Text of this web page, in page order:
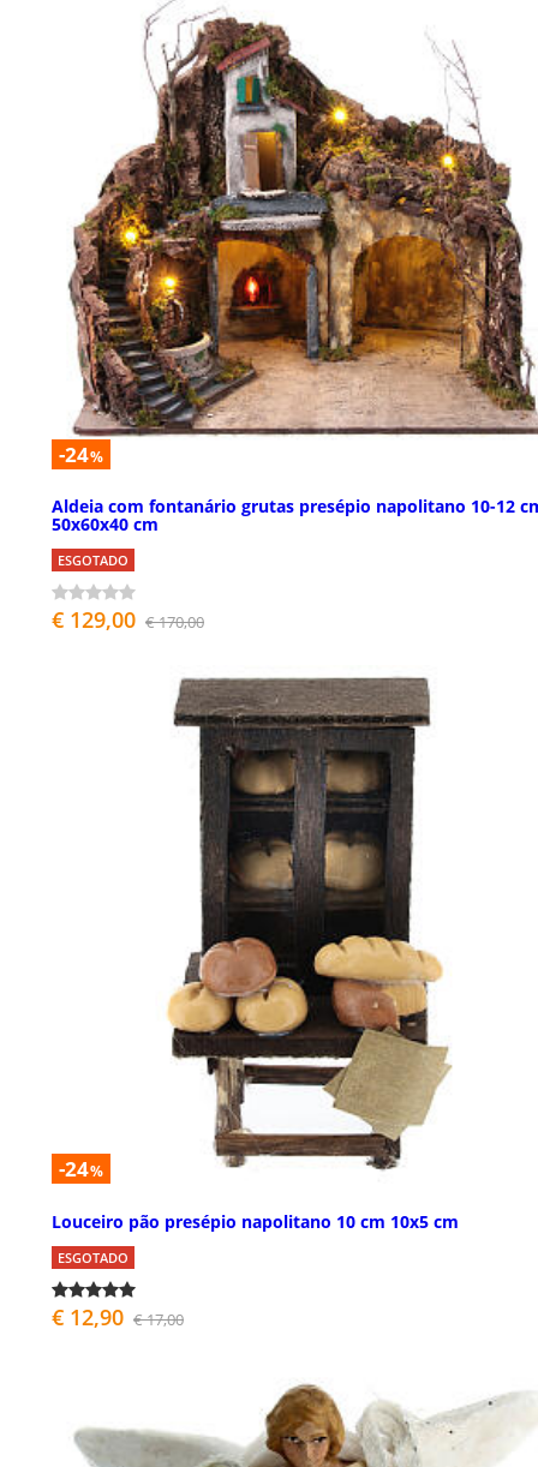
-24%
Aldeia com fontanário grutas presépio napolitano 10-12
50x60x40 cm
ESGOTADO
€ 129,00 € 170,00
-24%
Louceiro pão presépio napolitano 10 cm 10x5 cm
ESGOTADO
€ 12,90 € 17,00